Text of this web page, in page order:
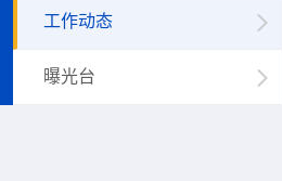
工作动态
曝光台